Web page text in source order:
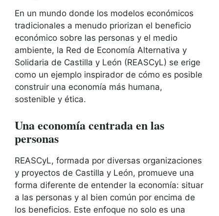
En un mundo donde los modelos económicos
tradicionales a menudo priorizan el beneficio
económico sobre las personas y el medio
ambiente, la Red de Economía Alternativa y
Solidaria de Castilla y León (REASCyL) se erige
como un ejemplo inspirador de cómo es posible
construir una economía más humana,
sostenible y ética.
Una economía centrada en las
personas
REASCyL, formada por diversas organizaciones
y proyectos de Castilla y León, promueve una
forma diferente de entender la economía: situar
a las personas y al bien común por encima de
los beneficios. Este enfoque no solo es una